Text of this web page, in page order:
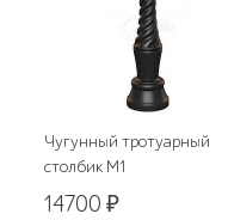
Чугунный тротуарный
столбик М1
14700₽